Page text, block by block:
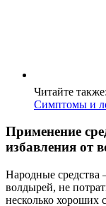
Читайте также:
Симптомы и
Применение
избавления от
Народные средства
волдырей, не
несколько хороших